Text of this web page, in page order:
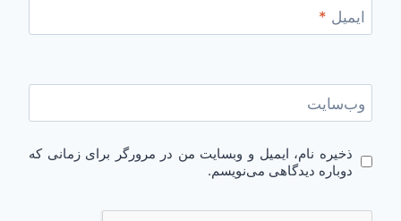
ایمیل *
وب‌سایت
ذخیره نام، ایمیل و وبسایت من در مرورگر برای زمانی که
دوباره دیدگاهی می‌نویسم.